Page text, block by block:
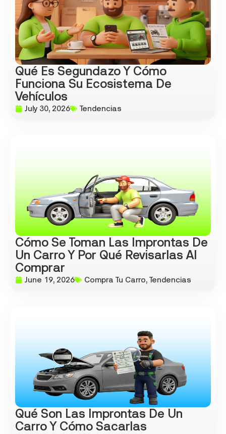
Qué Es Segundazo Y Cómo
Funciona Su Ecosistema De
Vehículos
July 30, 2026 Tendencias
Cómo Se Toman Las Improntas De
Un Carro Y Por Qué Revisarlas Al
Comprar
June 19, 2026 Compra Tu Carro,Tendencias
Qué Son Las Improntas De Un
Carro Y Cómo Sacarlas